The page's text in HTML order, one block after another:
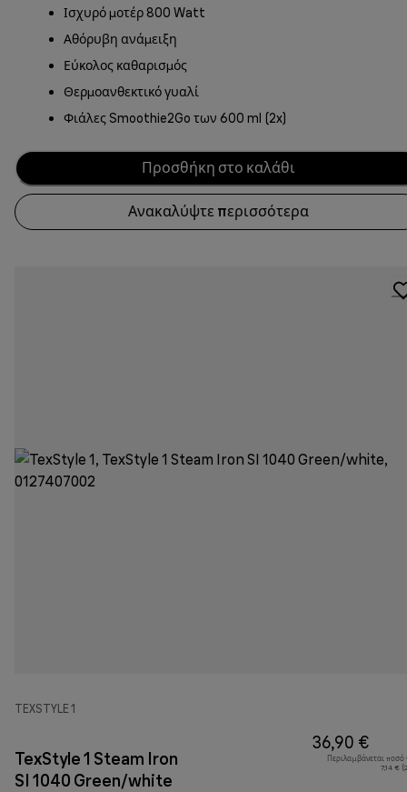
Ισχυρό μοτέρ 800 Watt
Αθόρυβη ανάμειξη
Εύκολος καθαρισμός
Θερμοανθεκτικό γυαλί
Φιάλες Smoothie2Go των 600 ml (2x)
Προσθήκη στο καλάθι
Ανακαλύψτε περισσότερα
TEXSTYLE 1
TexStyle 1 Steam Iron
SI 1040 Green/white
36,90 €
Περιλαμβάνεται
7,14 €